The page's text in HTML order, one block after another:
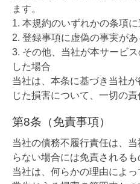
ます。
本規約のいずれかの条項
登録事項に虚偽の事実が
その他、当社が本サービ
した場合
当社は、本条に基づき当社
じた損害について、一切の責
第8条（免責事項）
当社の債務不履行責任は、
らない場合には免責されるも
当社は、何らかの理由によ